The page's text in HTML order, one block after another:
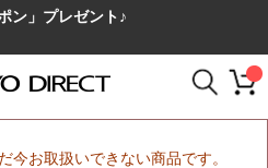
ン」プレゼント♪
今お取扱いできない商品です。